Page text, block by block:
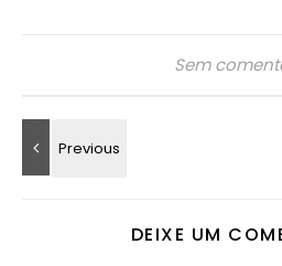
Sem
DEIXE UM